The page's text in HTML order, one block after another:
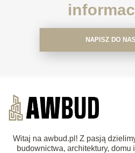
NAPISZ DO NAS
Witaj na awbud.pl! Z pasją
budownictwa, architektury, domu